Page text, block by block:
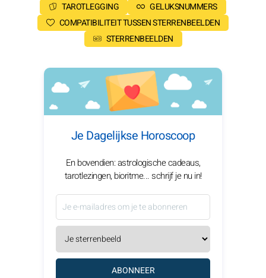
TAROTLEGGING
GELUKSNUMMERS
COMPATIBILITEIT TUSSEN STERRENBEELDEN
STERRENBEELDEN
Je Dagelijkse Horoscoop
En bovendien: astrologische cadeaus,
tarotlezingen, bioritme... schrijf je nu in!
ABONNEER